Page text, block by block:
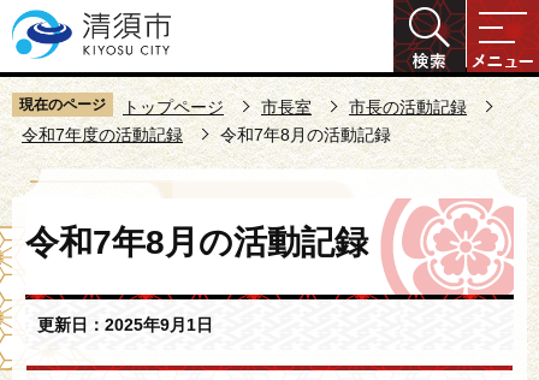
こ
の
ペ
ー
ジ
の
先
頭
で
す
現在のページ トップページ 市長室
市長の活動記録
令和7年度の活動記録
令和7年8月の活動記録
文
こ
ら
令和7年8月の活動記録
更新日：2025年9月1日